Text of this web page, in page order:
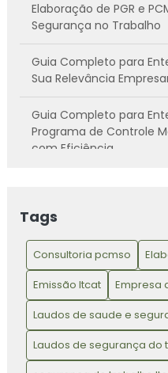
Elaboração de PGR e
Segurança no Trabalho
Guia Completo para
Sua Relevância
Guia Completo para
Programa de Controle
com Eficiência
Laudo de
Garantir a Segurança
Laudo Técnico das
(LTCAT)
Laudo Técnico das
Segurança e Saúde no
Tags
Consultoria pcmso
Emissão ltcat
Empresa
Laudos de saude e
Laudos de segurança do